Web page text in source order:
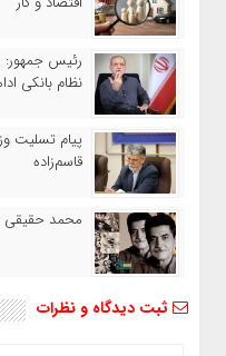
رئیس‌ جمهور:
نظام بانکی
پیام تسلیت
قاسم‌زاده
محمد
ثبت دیدگاه و نظرات